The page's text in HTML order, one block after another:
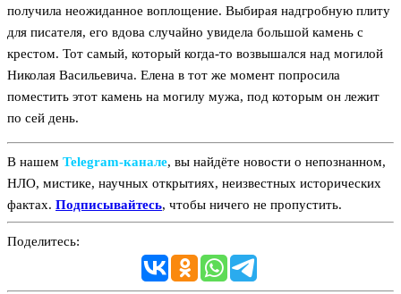
получила неожиданное воплощение. Выбирая надгробную плиту
для писателя, его вдова случайно увидела большой камень с
крестом. Тот самый, который когда-то возвышался над могилой
Николая Васильевича. Елена в тот же момент попросила
поместить этот камень на могилу мужа, под которым он лежит
по сей день.
В нашем Telegram‑канале, вы найдёте новости о непознанном,
НЛО, мистике, научных открытиях, неизвестных исторических
фактах. Подписывайтесь, чтобы ничего не пропустить.
Поделитесь: